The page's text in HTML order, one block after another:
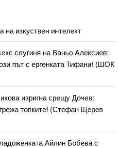
изкуствен интелект
слугиня на Ваньо Алексиев:
път с ергенката Тифани! (ШОК
изригна срещу Дочев:
топките! (Стефан Щерев
Айлин Бобева с